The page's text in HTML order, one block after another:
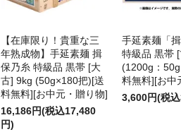
【在庫限り！貴重な三
年熟成物】手延素麺 揖
保乃糸 特級品 黒帯 [大
古] 9kg (50g×180把)[送
料無料][お中元・贈り物]
16,186円(税込17,480
円)
手延素麺「
特級品 黒帯
(1200g：
料無料][お中
3,600円(税